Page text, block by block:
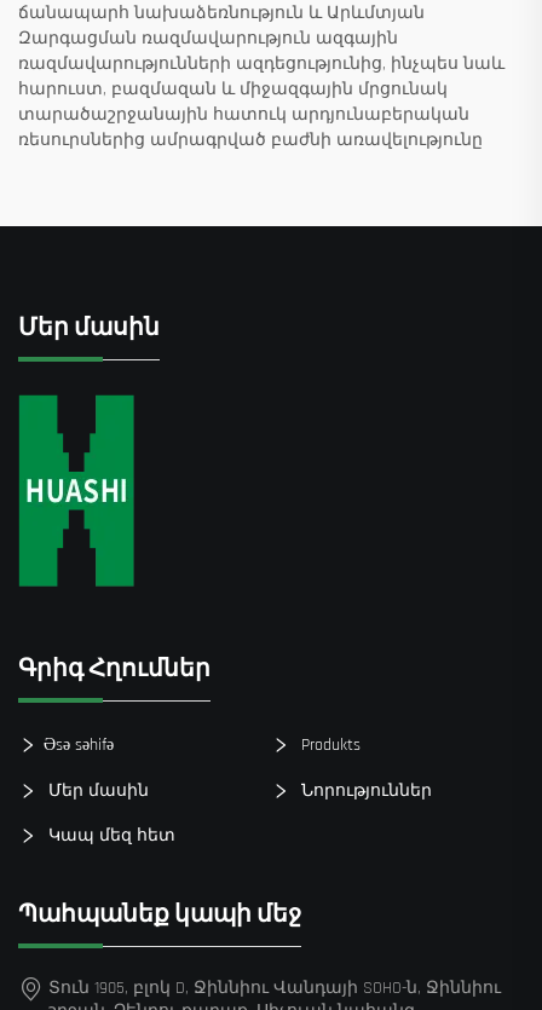
ճանապարհ նախաձեռնություն և Արևմտյան
Զարգացման ռազմավարություն ազգային
ռազմավարությունների ազդեցությունից, ինչպես նաև
հարուստ, բազմազան և միջազգային մրցունակ
տարածաշրջանային հատուկ արդյունաբերական
ռեսուրսներից ամրագրված բաժնի առավելությունը
Մեր մասին
Գրիգ Հղումներ
Əsə səhifə Produkts
Մեր մասին Նորություններ
Կապ մեզ հետ
Պահպանեք կապի մեջ
Տուն 1905, բլոկ D, Ջիննիու Վանդայի SOHO-ն, Ջիննիու